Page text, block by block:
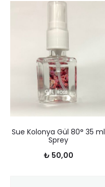
Sue Kolonya Gül 80° 35 ml
Sprey
₺ 50,00